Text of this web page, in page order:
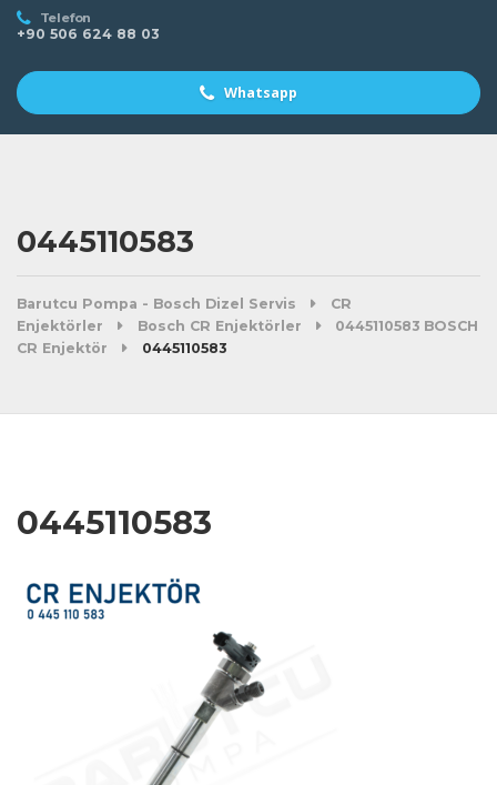
Telefon
+90 506 624 88 03
Whatsapp
0445110583
Barutcu Pompa - Bosch Dizel Servis
CR
Enjektörler
Bosch CR Enjektörler
0445110583 BOSCH
CR Enjektör
0445110583
0445110583